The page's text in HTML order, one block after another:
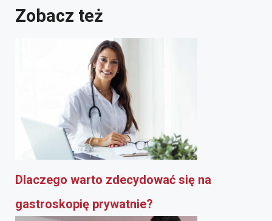
Zobacz też
Dlaczego warto zdecydować się na
gastroskopię prywatnie?